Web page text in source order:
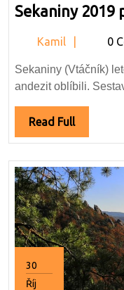
Sekaniny 2019
Kamil Kamil
0
Sekaniny (Vtáčník)
andezit oblíbili.
Read FullRead
Full
30
Říj